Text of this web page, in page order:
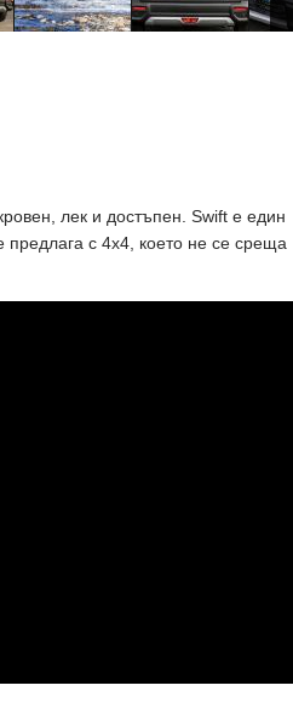
лек и достъпен. Swift е един
предлага с 4x4, което не се среща